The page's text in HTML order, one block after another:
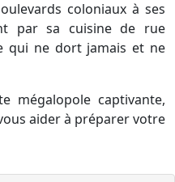
coloniaux à ses
par sa cuisine de rue
qui ne dort jamais et ne
mégalopole captivante,
aider à préparer votre